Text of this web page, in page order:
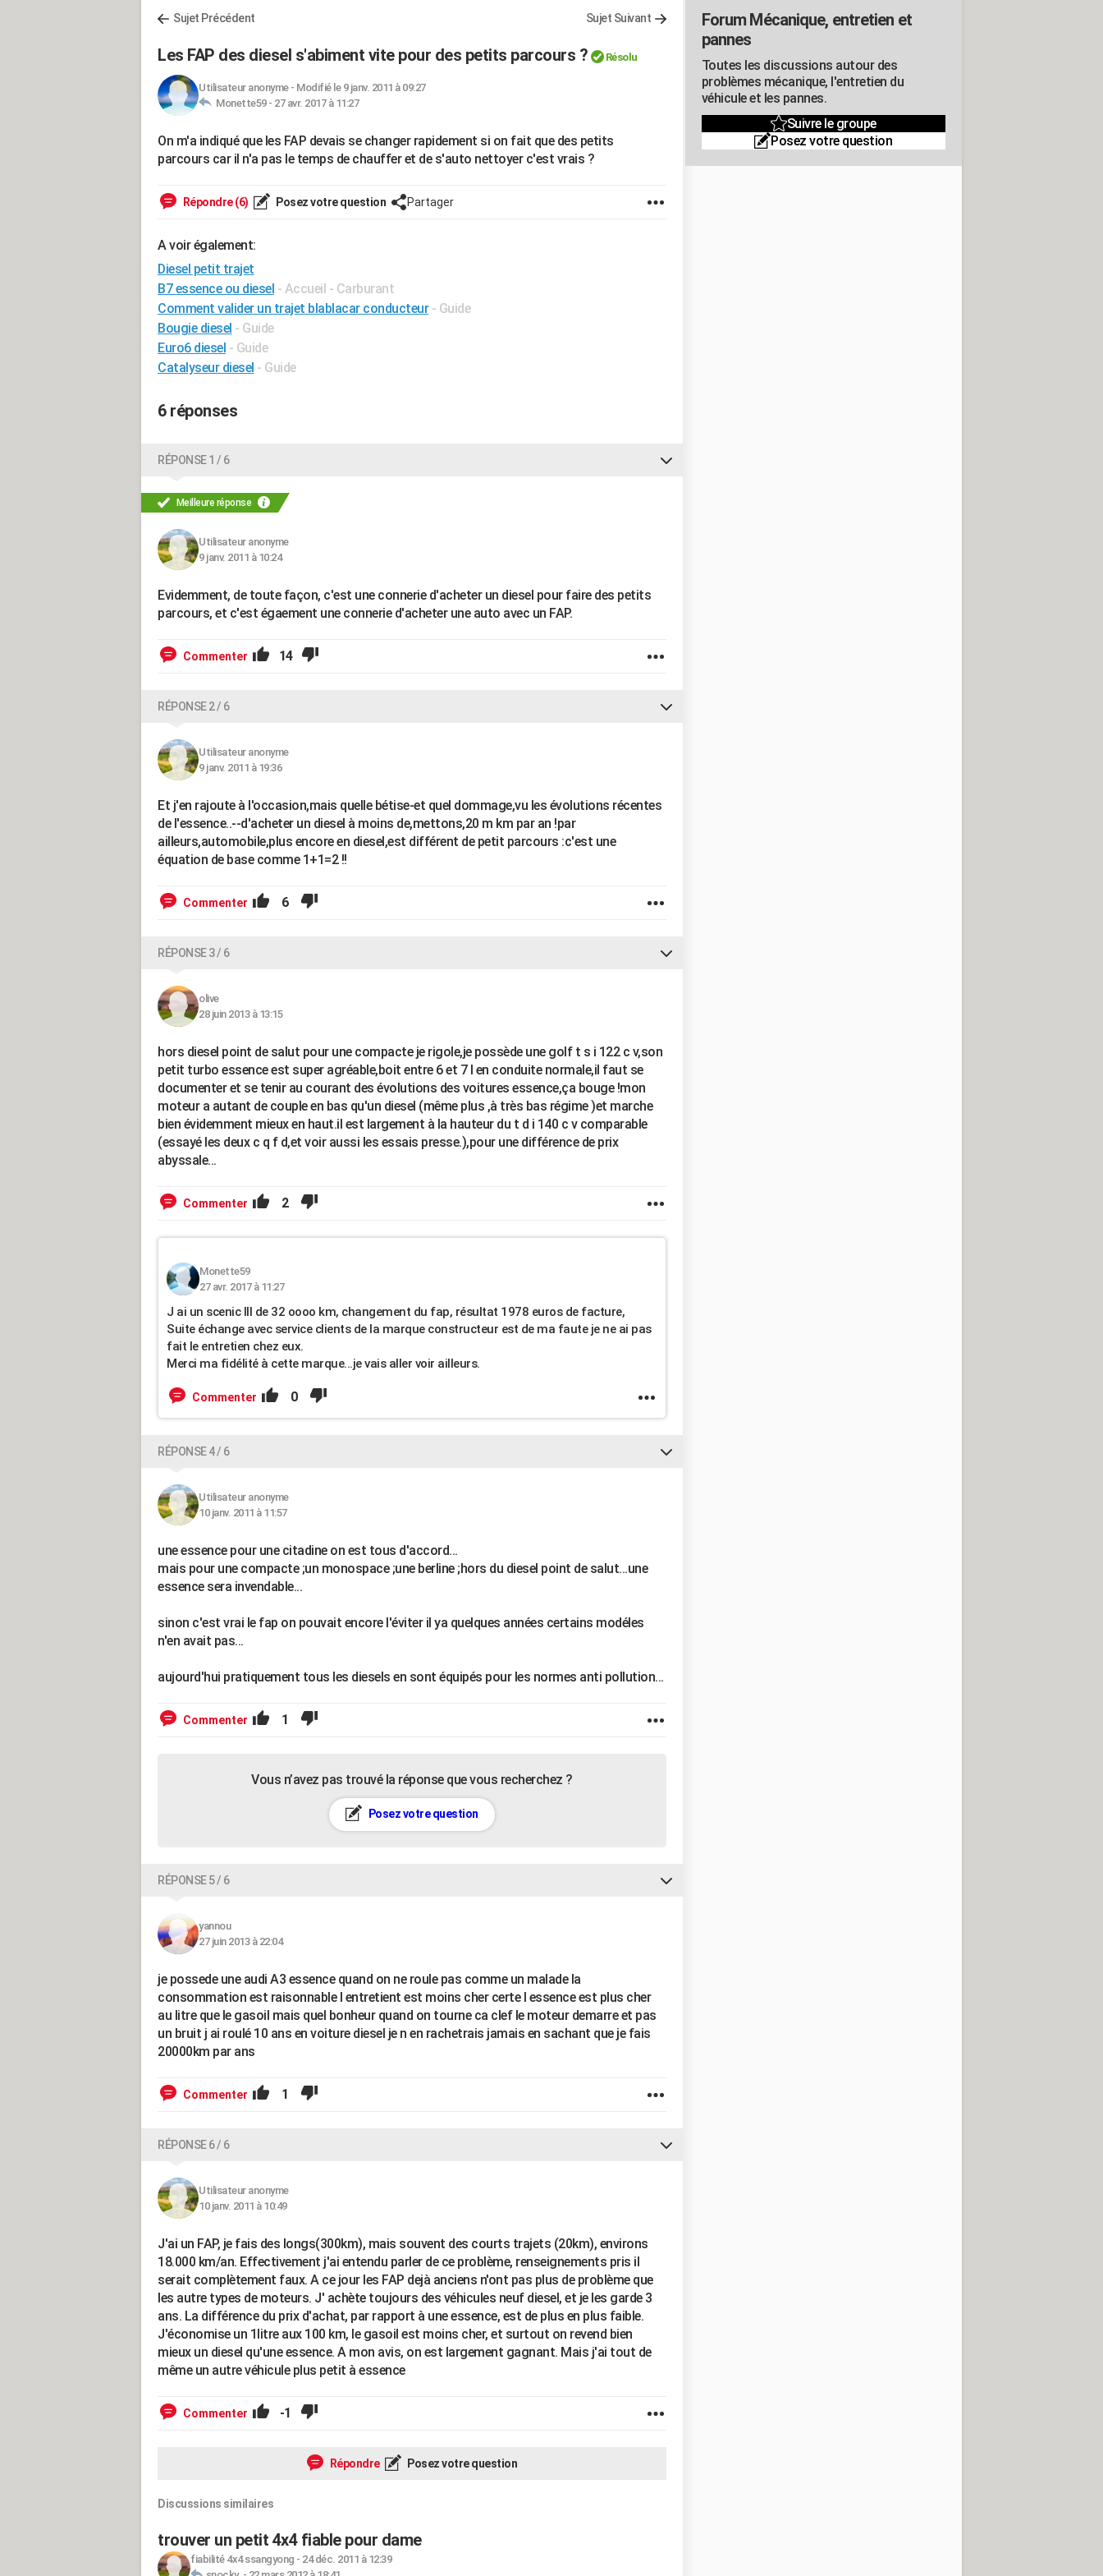
Sujet Précédent Sujet Suivant
Les FAP des diesel s'abiment vite pour des petits parcours ? Résolu
Utilisateur anonyme- Modifié le 9 janv. 2011 à 09:27
Monette59 - 27 avr. 2017 à 11:27
On m'a indiqué que les FAP devais se changer rapidement si on fait que des petits
parcours car il n'a pas le temps de chauffer et de s'auto nettoyer c'est vrais ?
Répondre (6) Posez votre question Partager
A voir également:
Diesel petit trajet
B7 essence ou diesel - Accueil - Carburant
Comment valider un trajet blablacar conducteur - Guide
Bougie diesel - Guide
Euro6 diesel - Guide
Catalyseur diesel - Guide
6 réponses
RÉPONSE 1 / 6
Meilleure réponse
Utilisateur anonyme
9 janv. 2011 à 10:24
Evidemment, de toute façon, c'est une connerie d'acheter un diesel pour faire des petits
parcours, et c'est égaement une connerie d'acheter une auto avec un FAP.
Commenter 14
RÉPONSE 2 / 6
Utilisateur anonyme
9 janv. 2011 à 19:36
Et j'en rajoute à l'occasion,mais quelle bétise-et quel dommage,vu les évolutions récentes
de l'essence..--d'acheter un diesel à moins de,mettons,20 m km par an !par
ailleurs,automobile,plus encore en diesel,est différent de petit parcours :c'est une
équation de base comme 1+1=2 !!
Commenter 6
RÉPONSE 3 / 6
olive
28 juin 2013 à 13:15
hors diesel point de salut pour une compacte je rigole,je possède une golf t s i 122 c v,son
petit turbo essence est super agréable,boit entre 6 et 7 l en conduite normale,il faut se
documenter et se tenir au courant des évolutions des voitures essence,ça bouge !mon
moteur a autant de couple en bas qu'un diesel (même plus ,à très bas régime )et marche
bien évidemment mieux en haut.il est largement à la hauteur du t d i 140 c v comparable
(essayé les deux c q f d,et voir aussi les essais presse.),pour une différence de prix
abyssale...
Commenter 2
Monette59
27 avr. 2017 à 11:27
J ai un scenic lll de 32 oooo km, changement du fap, résultat 1978 euros de facture,
Suite échange avec service clients de la marque constructeur est de ma faute je ne ai pas
fait le entretien chez eux.
Merci ma fidélité à cette marque...je vais aller voir ailleurs.
Commenter 0
RÉPONSE 4 / 6
Utilisateur anonyme
10 janv. 2011 à 11:57
une essence pour une citadine on est tous d'accord...
mais pour une compacte ;un monospace ;une berline ;hors du diesel point de salut...une
essence sera invendable...
sinon c'est vrai le fap on pouvait encore l'éviter il ya quelques années certains modéles
n'en avait pas...
aujourd'hui pratiquement tous les diesels en sont équipés pour les normes anti pollution...
Commenter 1
Vous n’avez pas trouvé la réponse que vous recherchez ?
Posez votre question
RÉPONSE 5 / 6
yannou
27 juin 2013 à 22:04
je possede une audi A3 essence quand on ne roule pas comme un malade la
consommation est raisonnable l entretient est moins cher certe l essence est plus cher
au litre que le gasoil mais quel bonheur quand on tourne ca clef le moteur demarre et pas
un bruit j ai roulé 10 ans en voiture diesel je n en rachetrais jamais en sachant que je fais
20000km par ans
Commenter 1
RÉPONSE 6 / 6
Utilisateur anonyme
10 janv. 2011 à 10:49
J'ai un FAP, je fais des longs(300km), mais souvent des courts trajets (20km), environs
18.000 km/an. Effectivement j'ai entendu parler de ce problème, renseignements pris il
serait complètement faux. A ce jour les FAP dejà anciens n'ont pas plus de problème que
les autre types de moteurs. J' achète toujours des véhicules neuf diesel, et je les garde 3
ans. La différence du prix d'achat, par rapport à une essence, est de plus en plus faible.
J'économise un 1litre aux 100 km, le gasoil est moins cher, et surtout on revend bien
mieux un diesel qu'une essence. A mon avis, on est largement gagnant. Mais j'ai tout de
même un autre véhicule plus petit à essence
Commenter -1
Répondre Posez votre question
Discussions similaires
trouver un petit 4x4 fiable pour dame
fiabilité 4x4 ssangyong - 24 déc. 2011 à 12:39
Forum Mécanique, entretien et
pannes
Toutes les discussions autour des
problèmes mécanique, l'entretien du
véhicule et les pannes.
Suivre le groupe
Posez votre question